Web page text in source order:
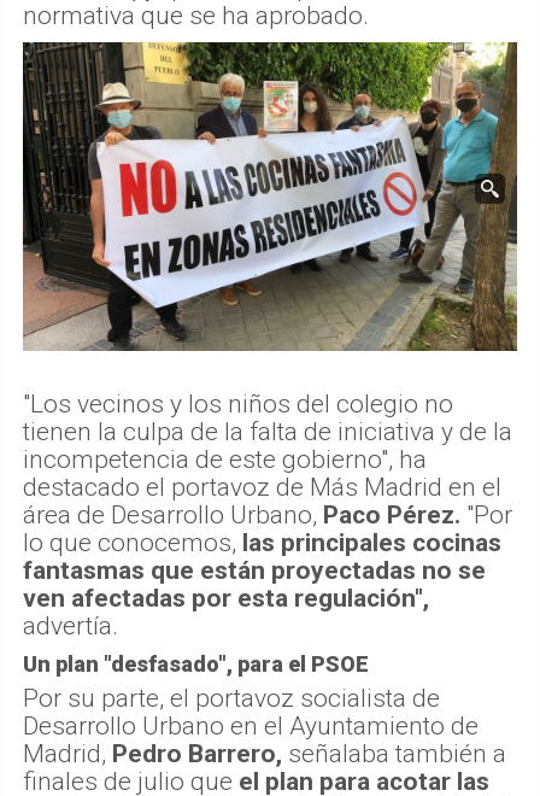
normativa que se ha aprobado.
"Los vecinos y los niños del colegio no
tienen la culpa de la falta de iniciativa y de la
incompetencia de este gobierno", ha
destacado el portavoz de Más Madrid en el
área de Desarrollo Urbano, Paco Pérez. "Por
lo que conocemos, las principales cocinas
fantasmas que están proyectadas no se
ven afectadas por esta regulación",
advertía.
Un plan "desfasado", para el PSOE
Por su parte, el portavoz socialista de
Desarrollo Urbano en el Ayuntamiento de
Madrid, Pedro Barrero, señalaba también a
finales de julio que el plan para acotar las